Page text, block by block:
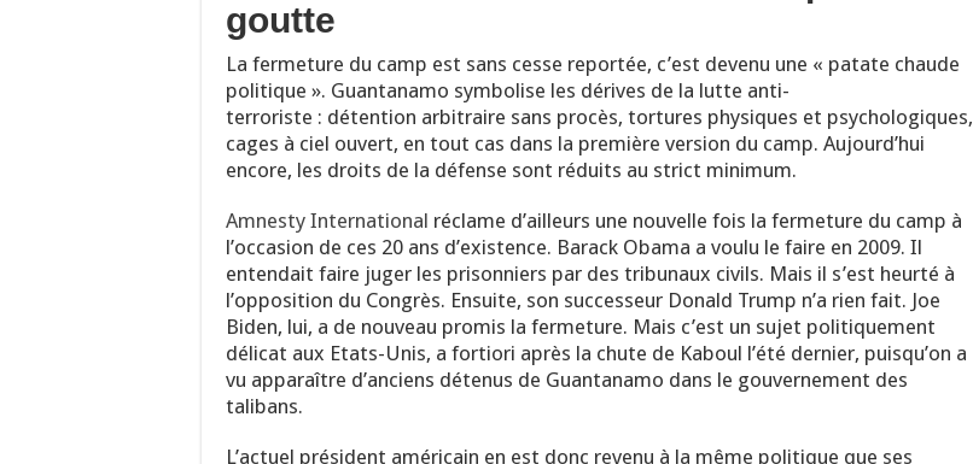
goutte
La fermeture du camp est sans cesse reportée, c’est devenu une « patate chaude
politique ». Guantanamo symbolise les dérives de la lutte anti-
terroriste : détention arbitraire sans procès, tortures physiques et psychologiques,
cages à ciel ouvert, en tout cas dans la première version du camp. Aujourd’hui
encore, les droits de la défense sont réduits au strict minimum.
Amnesty International réclame d’ailleurs une nouvelle fois la fermeture du camp à
l’occasion de ces 20 ans d’existence. Barack Obama a voulu le faire en 2009. Il
entendait faire juger les prisonniers par des tribunaux civils. Mais il s’est heurté à
l’opposition du Congrès. Ensuite, son successeur Donald Trump n’a rien fait. Joe
Biden, lui, a de nouveau promis la fermeture. Mais c’est un sujet politiquement
délicat aux Etats-Unis, a fortiori après la chute de Kaboul l’été dernier, puisqu’on a
vu apparaître d’anciens détenus de Guantanamo dans le gouvernement des
talibans.
L’actuel président américain en est donc revenu à la même politique que ses